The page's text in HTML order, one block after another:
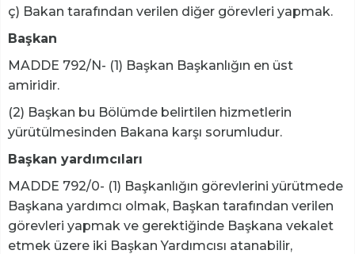
ç) Bakan tarafından verilen diğer görevleri yapmak.
Başkan
MADDE 792/N- (1) Başkan Başkanlığın en üst
amiridir.
(2) Başkan bu Bölümde belirtilen hizmetlerin
yürütülmesinden Bakana karşı sorumludur.
Başkan yardımcıları
MADDE 792/0- (1) Başkanlığın görevlerini yürütmede
Başkana yardımcı olmak, Başkan tarafından verilen
görevleri yapmak ve gerektiğinde Başkana vekalet
etmek üzere iki Başkan Yardımcısı atanabilir,